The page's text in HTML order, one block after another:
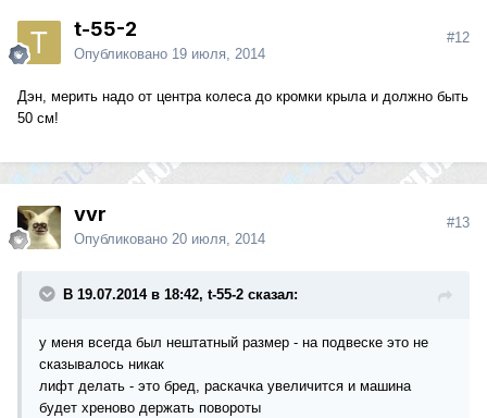
t-55-2
Опубликовано 19 июля, 2014
#12
Дэн, мерить надо от центра колеса до кромки крыла и должно быть
50 см!
vvr
Опубликовано 20 июля, 2014
#13
В 19.07.2014 в 18:42, t-55-2 сказал:
у меня всегда был нештатный размер - на подвеске это не
сказывалось никак
лифт делать - это бред, раскачка увеличится и машина
будет хреново держать повороты